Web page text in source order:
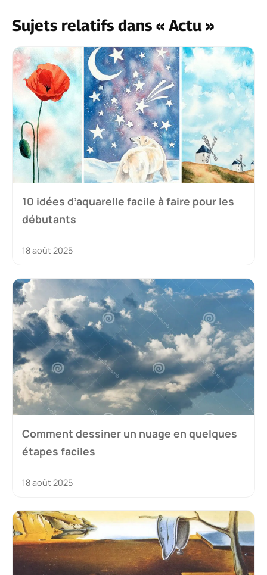
Sujets relatifs dans « Actu »
10 idées d’aquarelle facile à faire pour les
débutants
18 août 2025
Comment dessiner un nuage en quelques
étapes faciles
18 août 2025